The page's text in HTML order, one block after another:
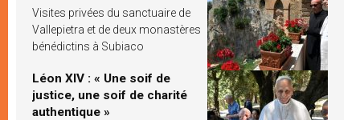
Visites privées du sanctuaire de
Vallepietra et de deux monastères
bénédictins à Subiaco
Léon XIV : « Une soif de
justice, une soif de charité
authentique »